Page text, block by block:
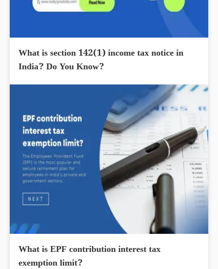
What is section 142(1) income tax notice in
India? Do You Know?
What is EPF contribution interest tax
exemption limit?